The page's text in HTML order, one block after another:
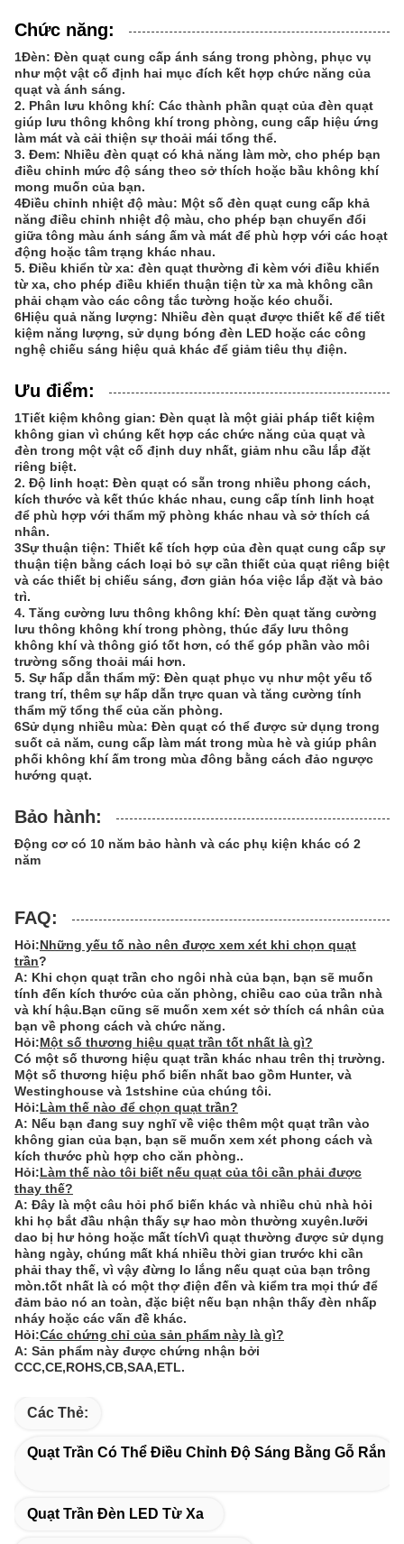
Chức năng:
1Đèn: Đèn quạt cung cấp ánh sáng trong phòng, phục vụ
như một vật cố định hai mục đích kết hợp chức năng của
quạt và ánh sáng.
2. Phân lưu không khí: Các thành phần quạt của đèn quạt
giúp lưu thông không khí trong phòng, cung cấp hiệu ứng
làm mát và cải thiện sự thoải mái tổng thể.
3. Đem: Nhiều đèn quạt có khả năng làm mờ, cho phép bạn
điều chỉnh mức độ sáng theo sở thích hoặc bầu không khí
mong muốn của bạn.
4Điều chỉnh nhiệt độ màu: Một số đèn quạt cung cấp khả
năng điều chỉnh nhiệt độ màu, cho phép bạn chuyển đổi
giữa tông màu ánh sáng ấm và mát để phù hợp với các hoạt
động hoặc tâm trạng khác nhau.
5. Điều khiển từ xa: đèn quạt thường đi kèm với điều khiển
từ xa, cho phép điều khiển thuận tiện từ xa mà không cần
phải chạm vào các công tắc tường hoặc kéo chuỗi.
6Hiệu quả năng lượng: Nhiều đèn quạt được thiết kế để tiết
kiệm năng lượng, sử dụng bóng đèn LED hoặc các công
nghệ chiếu sáng hiệu quả khác để giảm tiêu thụ điện.
Ưu điểm:
1Tiết kiệm không gian: Đèn quạt là một giải pháp tiết kiệm
không gian vì chúng kết hợp các chức năng của quạt và
đèn trong một vật cố định duy nhất, giảm nhu cầu lắp đặt
riêng biệt.
2. Độ linh hoạt: Đèn quạt có sẵn trong nhiều phong cách,
kích thước và kết thúc khác nhau, cung cấp tính linh hoạt
để phù hợp với thẩm mỹ phòng khác nhau và sở thích cá
nhân.
3Sự thuận tiện: Thiết kế tích hợp của đèn quạt cung cấp sự
thuận tiện bằng cách loại bỏ sự cần thiết của quạt riêng biệt
và các thiết bị chiếu sáng, đơn giản hóa việc lắp đặt và bảo
trì.
4. Tăng cường lưu thông không khí: Đèn quạt tăng cường
lưu thông không khí trong phòng, thúc đẩy lưu thông
không khí và thông gió tốt hơn, có thể góp phần vào môi
trường sống thoải mái hơn.
5. Sự hấp dẫn thẩm mỹ: Đèn quạt phục vụ như một yếu tố
trang trí, thêm sự hấp dẫn trực quan và tăng cường tính
thẩm mỹ tổng thể của căn phòng.
6Sử dụng nhiều mùa: Đèn quạt có thể được sử dụng trong
suốt cả năm, cung cấp làm mát trong mùa hè và giúp phân
phối không khí ấm trong mùa đông bằng cách đảo ngược
hướng quạt.
Bảo hành:
Động cơ có 10 năm bảo hành và các phụ kiện khác có 2
năm
FAQ:
Hỏi:Những yếu tố nào nên được xem xét khi chọn quạt
trần?
A: Khi chọn quạt trần cho ngôi nhà của bạn, bạn sẽ muốn
tính đến kích thước của căn phòng, chiều cao của trần nhà
và khí hậu.Bạn cũng sẽ muốn xem xét sở thích cá nhân của
bạn về phong cách và chức năng.
Hỏi:Một số thương hiệu quạt trần tốt nhất là gì?
Có một số thương hiệu quạt trần khác nhau trên thị trường.
Một số thương hiệu phổ biến nhất bao gồm Hunter, và
Westinghouse và 1stshine của chúng tôi.
Hỏi:Làm thế nào để chọn quạt trần?
A: Nếu bạn đang suy nghĩ về việc thêm một quạt trần vào
không gian của bạn, bạn sẽ muốn xem xét phong cách và
kích thước phù hợp cho căn phòng..
Hỏi:Làm thế nào tôi biết nếu quạt của tôi cần phải được
thay thế?
A: Đây là một câu hỏi phổ biến khác và nhiều chủ nhà hỏi
khi họ bắt đầu nhận thấy sự hao mòn thường xuyên.lưỡi
dao bị hư hỏng hoặc mất tíchVì quạt thường được sử dụng
hàng ngày, chúng mất khá nhiều thời gian trước khi cần
phải thay thế, vì vậy đừng lo lắng nếu quạt của bạn trông
mòn.tốt nhất là có một thợ điện đến và kiểm tra mọi thứ để
đảm bảo nó an toàn, đặc biệt nếu bạn nhận thấy đèn nhấp
nháy hoặc các vấn đề khác.
Hỏi:Các chứng chỉ của sản phẩm này là gì?
A: Sản phẩm này được chứng nhận bởi
CCC,CE,ROHS,CB,SAA,ETL.
Các Thẻ:
Quạt Trần Có Thể Điều Chỉnh Độ Sáng Bằng Gỗ Rắn
Quạt Trần Đèn LED Từ Xa